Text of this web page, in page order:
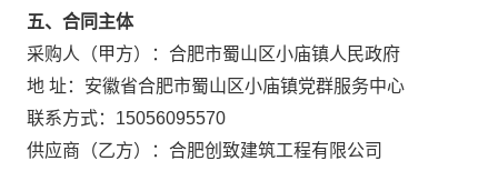
五、合同主体
采购人（甲方）： 合肥市蜀山区小庙镇人民政府
地 址： 安徽省合肥市蜀山区小庙镇党群服务中心
联系方式： 15056095570
供应商（乙方）： 合肥创致建筑工程有限公司